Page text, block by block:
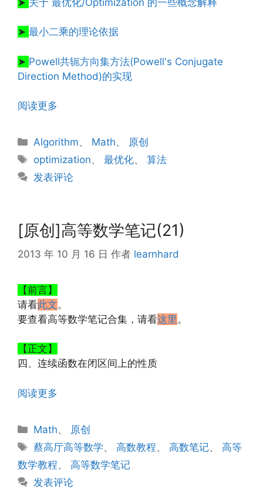
➤ 最小二乘的理论依据
➤ Powell共轭方向集方法(Powell's Conjugate
Direction Method)的实现
阅读更多
分
类
Algorithm、 Math、 原创
标
签
optimization、最优化、算法
发表评论
[原创]高等数学笔记(21)
2013 年 10 月 16 日 作者 learnhard
【前言】
请看此文。
要查看高等数学笔记合集，请看这里 。
【正文】
四、连续函数在闭区间上的性质
阅读更多
分
类
Math、 原创
标
签
蔡高厅高等数学、高数教程、高数笔记、高等
数学教程、 高等数学笔记
发表评论